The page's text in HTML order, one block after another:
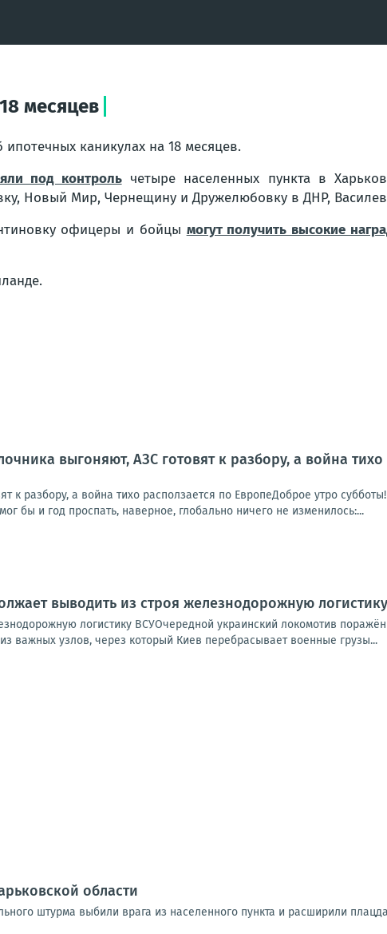
месяцев
ипотечных каникулах на 18 месяцев.
под контрольчетыре населенных пункта в
Новый Мир, Чернещину и Дружелюбовку в ДНР,
офицеры и бойцы могут получить высокие
выгоняют, АЗС готовят к разбору, а война
к разбору, а война тихо расползается по ЕвропеДоброе утро
бы и год проспать, наверное, глобально ничего не изменилось:...
выводить из строя железнодорожную
логистику ВСУОчередной украинский локомотив
важных узлов, через который Киев перебрасывает военные грузы...
области
штурма выбили врага из населенного пункта и расширили